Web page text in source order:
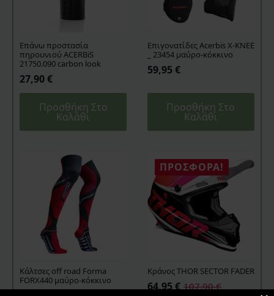
Επάνω προστασία
πηρουνιού ACERBiS
21750.090 carbon look
27,90€
Προσθήκη Στο
Καλάθι
Επιγονατίδες Acerbis X-KNEE
_ 23454 μαύρο-κόκκινο
59,95 €
Προσθήκη Στο
Καλάθι
Κάλτσες off road Forma
FORX440 μαύρο-κόκκινο
ΠΡΟΣΦΟΡΆ!
Κράνος THOR SECTOR FADER
107,90€
Original
64,95€
Η